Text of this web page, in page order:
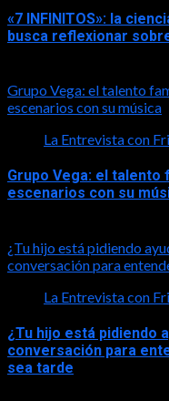
«7 INFINITOS»: la
busca reflexionar
Grupo Vega: el talento
escenarios con su música
La Entrevista con
Grupo Vega: el
escenarios con su
¿Tu hijo está pidiendo
conversación para
La Entrevista con
¿Tu hijo está pidiendo
conversación para
sea tarde